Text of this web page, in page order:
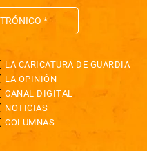
LA CARICATURA DE GUARDIA
LA OPINIÓN
CANAL DIGITAL
NOTICIAS
COLUMNAS